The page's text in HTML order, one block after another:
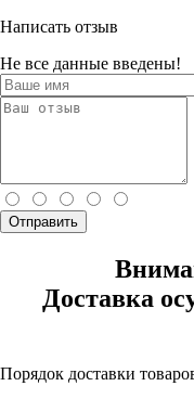
Написать отзыв
Не все данные введены!
Отправить
Доставка
Порядок доставки